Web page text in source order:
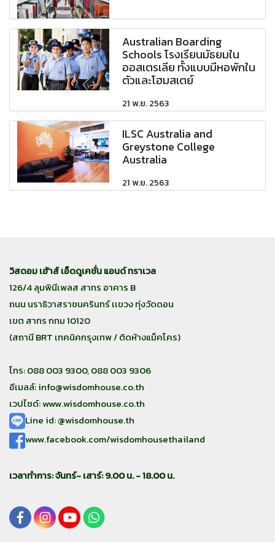
Australian Boarding
Schools โรงเรียนมัธยมใน
ออสเตรเลีย ทั้งแบบมีหอพักใน
ตัวและโฮมสเตย์
21 พ.ย. 2563
ILSC Australia and
Greystone College
Australia
21 พ.ย. 2563
วิสดอม เฮ้าส์ เอ็ดดูเคชั่น แอนด์ ทราเวล
126/4 ลุมพินีเพลส สาทร อาคาร B
ถนน นราธิวาสราชนครินทร์ เเขวง ทุ่งวัดดอน
เขต สาทร กทม 10120
(สถานี BRT เทคนิคกรุงเทพ / ติดห้างแม็คโคร)
โทร: 088 003 9300, 088 003 9306
อีเมลล์:info@wisdomhouse.co.th
เวปไซด์: www.wisdomhouse.co.th
Line id: @wisdomhouse.th
www.facebook.com/wisdomhousethailand
เวลาทำการ: จันทร์- เสาร์: 9.00 น. - 18.00 น.